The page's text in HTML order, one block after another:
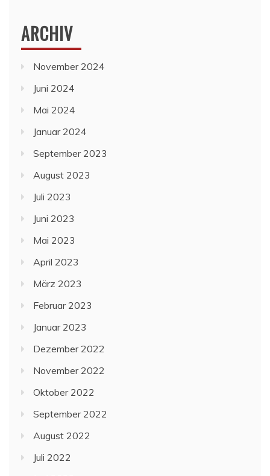
ARCHIV
November 2024
Juni 2024
Mai 2024
Januar 2024
September 2023
August 2023
Juli 2023
Juni 2023
Mai 2023
April 2023
März 2023
Februar 2023
Januar 2023
Dezember 2022
November 2022
Oktober 2022
September 2022
August 2022
Juli 2022